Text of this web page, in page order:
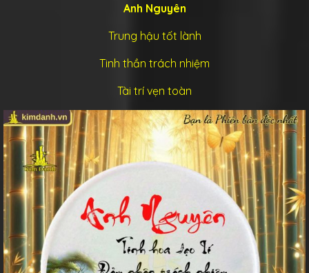
Anh Nguyên
Trung hậu tốt lành
Tinh thần trách nhiệm
Tài trí vẹn toàn